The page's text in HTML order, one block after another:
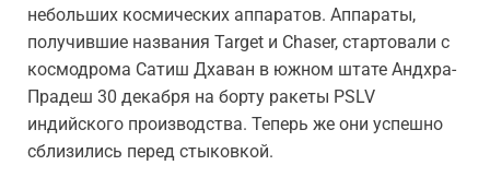
небольших космических аппаратов. Аппараты,
получившие названия Target и Chaser, стартовали с
космодрома Сатиш Дхаван в южном штате Андхра-
Прадеш 30 декабря на борту ракеты PSLV
индийского производства. Теперь же они успешно
сблизились перед стыковкой.